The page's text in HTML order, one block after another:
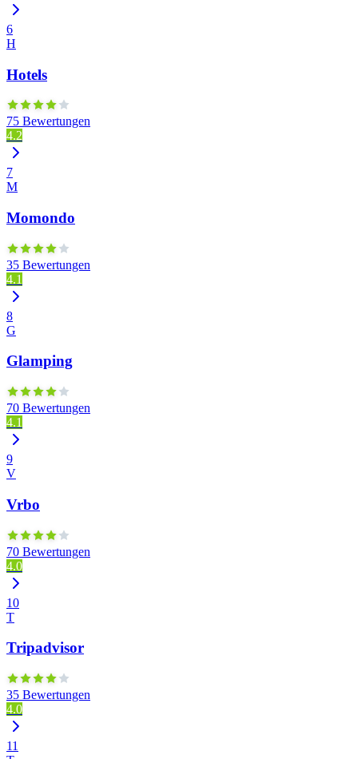
6
H
Hotels
75 Bewertungen
4.2
7
M
Momondo
35 Bewertungen
4.1
8
G
Glamping
70 Bewertungen
4.1
9
V
Vrbo
70 Bewertungen
4.0
10
T
Tripadvisor
35 Bewertungen
4.0
11